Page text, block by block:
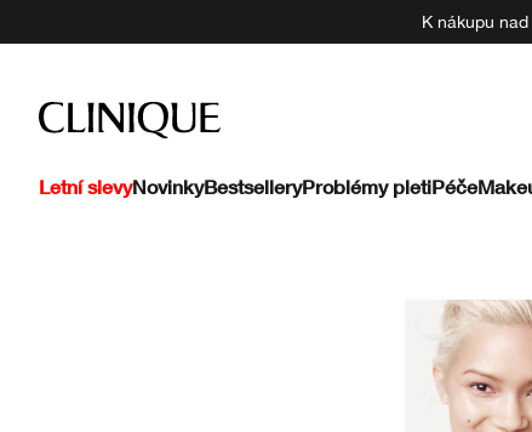
K nákupu
Letní slevyNovinkyBestselleryProblémy pletiPéče